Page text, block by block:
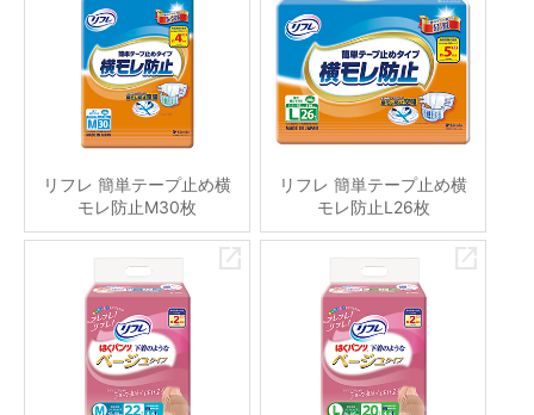
リフレ 簡単テープ止め横
モレ防止M30枚
リフレ 簡単テープ止め横
モレ防止L26枚